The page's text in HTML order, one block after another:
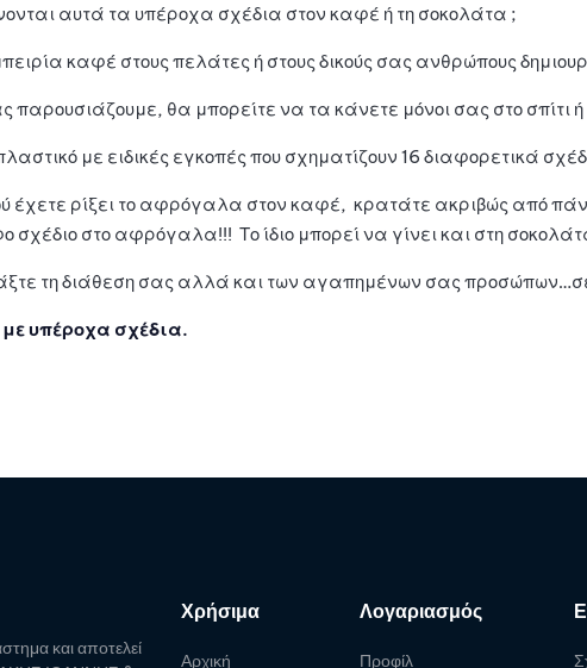
αυτά τα υπέροχα σχέδια στον καφέ ή τη σοκολάτα ;
καφέ στους πελάτες ή στους δικούς σας ανθρώπους
παρουσιάζουμε, θα μπορείτε να τα κάνετε μόνοι σας στο σπίτι
με ειδικές εγκοπές που σχηματίζουν 16 διαφορετικά
έχετε ρίξει το αφρόγαλα στον καφέ, κρατάτε ακριβώς από
σχέδιο στο αφρόγαλα!!! Το ίδιο μπορεί να γίνει και στη
τη διάθεση σας αλλά και των αγαπημένων σας
υπέροχα σχέδια.
και αποτελεί
Χρήσιμα
Αρχική
Λογαριασμός
Προφίλ